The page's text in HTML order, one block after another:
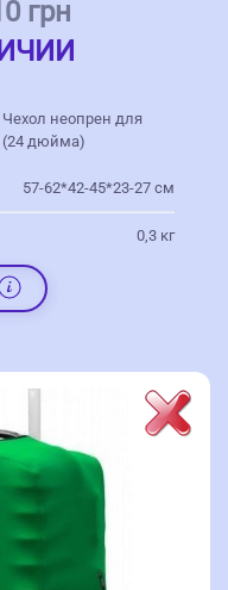
грн
неопрен для
(24 дюйма)
57-62*42-45*23-27 см
0,3 кг